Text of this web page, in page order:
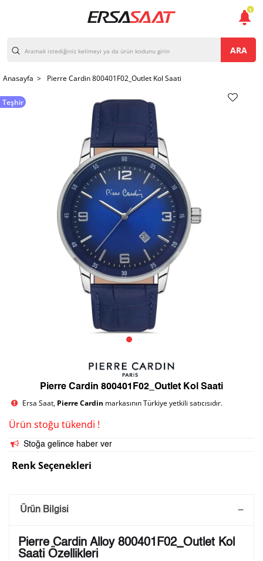
ARA
Anasayfa > Pierre Cardin 800401F02_Outlet Kol Saati
Teşhir
Pierre Cardin 800401F02_Outlet Kol Saati
Ersa Saat, Pierre Cardin markasının Türkiye yetkili satıcısıdır.
Ürün stoğu tükendi !
Stoğa gelince haber ver
Renk Seçenekleri
Saatini Kişiselleştir
arka kapağına gravür tekniği ile formda belirtmiş
olduğunuz şekilde işlenecektir.
Ürün Bilgisi
Pierre Cardin Alloy 800401F02_Outlet Kol
Saati Özellikleri
1